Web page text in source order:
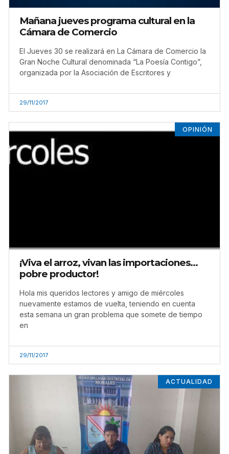
Mañana jueves programa cultural en la
Cámara de Comercio
El Jueves 30 se realizará en La Cámara de Comercio la
Gran Noche Cultural denominada “La Poesía Contigo”,
organizada por la Asociación de Escritores y
29/11/2017
OPINIÓN
¡Viva el arroz, vivan las importaciones…
pobre productor!
Hola mis queridos lectores y amigo de miércoles
nuevamente estamos de vuelta, teniendo en cuenta
esta semana un gran problema que somete de tiempo
en
29/11/2017
ACTUALIDAD